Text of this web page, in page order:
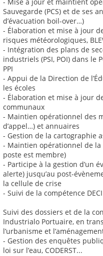
- Mise à jour et maintient
Sauvegarde (PCS) et de ses
d’évacuation boil-over…)
- Élaboration et mise à jour
risques météorologiques,
- Intégration des plans de
industriels (PSI, POI) dans le
PPI
- Appui de la Direction de
les écoles
- Élaboration et mise à jour
communaux
- Maintien opérationnel des
d’appel…) et annuaires
- Gestion de la cartographie
- Maintien opérationnel de
poste est membre)
- Participe à la gestion d’un
alerte) jusqu’au post-
la cellule de crise
- Suivi de la compétence DECI
Suivi des dossiers et de la
Industrialo Portuaire, en
l’urbanisme et
- Gestion des enquêtes
loi sur l’eau, CODERST...